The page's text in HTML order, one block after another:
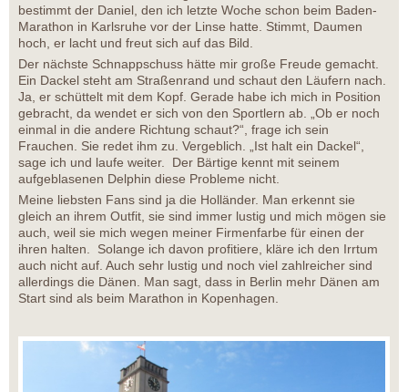
bestimmt der Daniel, den ich letzte Woche schon beim Baden-
Marathon in Karlsruhe vor der Linse hatte. Stimmt, Daumen
hoch, er lacht und freut sich auf das Bild.
Der nächste Schnappschuss hätte mir große Freude gemacht.
Ein Dackel steht am Straßenrand und schaut den Läufern nach.
Ja, er schüttelt mit dem Kopf. Gerade habe ich mich in Position
gebracht, da wendet er sich von den Sportlern ab. „Ob er noch
einmal in die andere Richtung schaut?“, frage ich sein
Frauchen. Sie redet ihm zu. Vergeblich. „Ist halt ein Dackel“,
sage ich und laufe weiter. Der Bärtige kennt mit seinem
aufgeblasenen Delphin diese Probleme nicht.
Meine liebsten Fans sind ja die Holländer. Man erkennt sie
gleich an ihrem Outfit, sie sind immer lustig und mich mögen sie
auch, weil sie mich wegen meiner Firmenfarbe für einen der
ihren halten. Solange ich davon profitiere, kläre ich den Irrtum
auch nicht auf. Auch sehr lustig und noch viel zahlreicher sind
allerdings die Dänen. Man sagt, dass in Berlin mehr Dänen am
Start sind als beim Marathon in Kopenhagen.